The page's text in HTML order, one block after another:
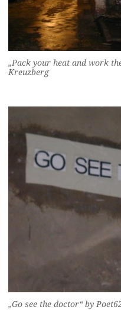
„Pack your heat and work
Kreuzberg
„Go see the doctor“ by